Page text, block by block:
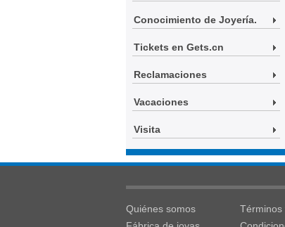
Conocimiento de Joyería.
Tickets en Gets.cn
Reclamaciones
Vacaciones
Visita
Quiénes somos
Términos